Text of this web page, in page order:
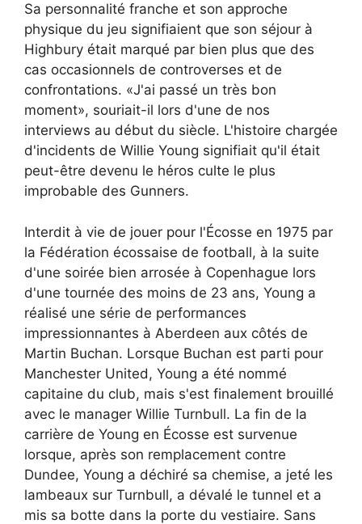
Sa personnalité franche et son approche
physique du jeu signifiaient que son séjour à
Highbury était marqué par bien plus que des
cas occasionnels de controverses et de
confrontations. «J'ai passé un très bon
moment», souriait-il lors d'une de nos
interviews au début du siècle. L'histoire chargée
d'incidents de Willie Young signifiait qu'il était
peut-être devenu le héros culte le plus
improbable des Gunners.
Interdit à vie de jouer pour l'Écosse en 1975 par
la Fédération écossaise de football, à la suite
d'une soirée bien arrosée à Copenhague lors
d'une tournée des moins de 23 ans, Young a
réalisé une série de performances
impressionnantes à Aberdeen aux côtés de
Martin Buchan. Lorsque Buchan est parti pour
Manchester United, Young a été nommé
capitaine du club, mais s'est finalement brouillé
avec le manager Willie Turnbull. La fin de la
carrière de Young en Écosse est survenue
lorsque, après son remplacement contre
Dundee, Young a déchiré sa chemise, a jeté les
lambeaux sur Turnbull, a dévalé le tunnel et a
mis sa botte dans la porte du vestiaire. Sans